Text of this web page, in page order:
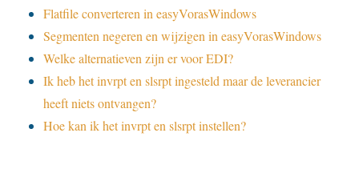
Flatfile converteren in easyVorasWindows
Segmenten negeren en wijzigen in easyVorasWindows
Welke alternatieven zijn er voor EDI?
Ik heb het invrpt en slsrpt ingesteld maar de leverancier
heeft niets ontvangen?
Hoe kan ik het invrpt en slsrpt instellen?